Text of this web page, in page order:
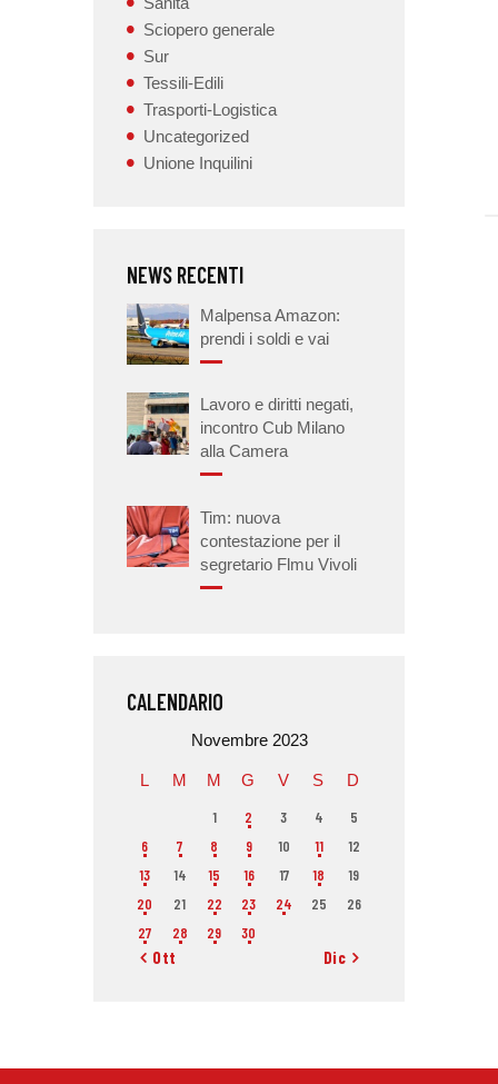
Sciopero generale
Sur
Tessili-Edili
Trasporti-Logistica
Uncategorized
Unione Inquilini
NEWS RECENTI
Malpensa Amazon:
prendi i soldi e vai
Lavoro e diritti negati,
incontro Cub Milano
alla Camera
Tim: nuova
contestazione per il
segretario Flmu Vivoli
CALENDARIO
Novembre 2023
L M M G V S D
1 2 3 4
5
6
7 8 9 10 11
12
13
14 15 16 17 18
19
20
21 22 23 24 25
26
27
28 29 30
« Ott Dic »